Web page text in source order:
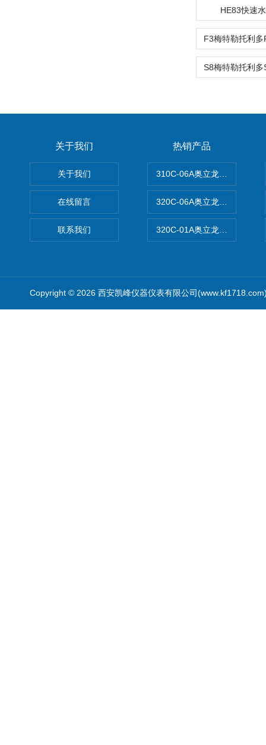
HE83快速
关于我们
关于我们
在线留言
联系我们
热销产品
310C-06A奥立龙实验室台式
320C-06A奥立龙实验室便携
320C-01A奥立龙实验室便携
Copyright © 2026 西安凯峰仪器仪表有限公司